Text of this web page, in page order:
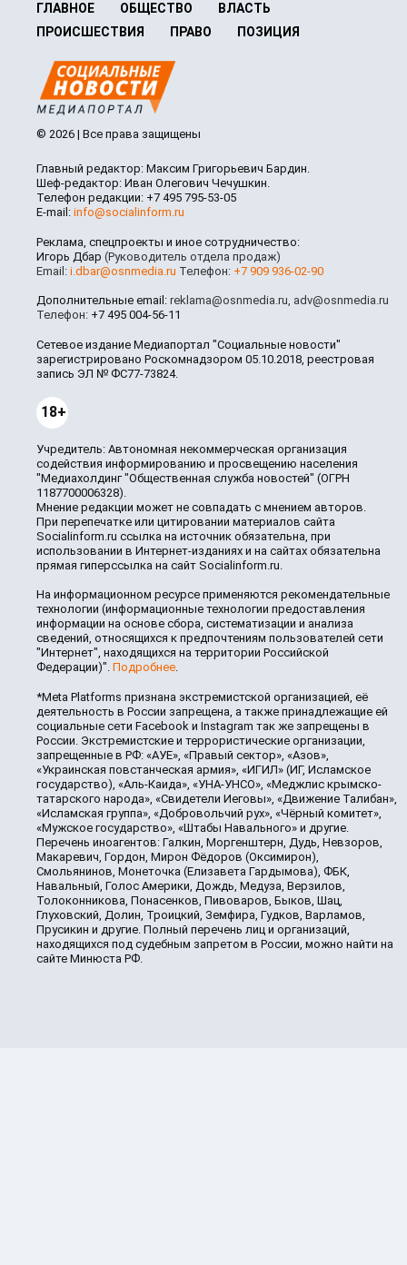
ГЛАВНОЕ ОБЩЕСТВО
ВЛАСТЬ
ПРОИСШЕСТВИЯ
ПРАВО ПОЗИЦИЯ
© 2026 | Все права защищены
Главный редактор: Максим Григорьевич Бардин.
Шеф-редактор: Иван Олегович Чечушкин.
Телефон редакции: +7 495 795-53-05
E-mail: info@socialinform.ru
Реклама, спецпроекты и иное сотрудничество:
Игорь Дбар (Руководитель отдела продаж)
Email: i.dbar@osnmedia.ru Телефон: +7 909 936-02-90
Дополнительные email: reklama@osnmedia.ru, adv@osnmedia.ru
Телефон: +7 495 004-56-11
Сетевое издание Медиапортал "Социальные новости"
зарегистрировано Роскомнадзором 05.10.2018, реестровая
запись ЭЛ № ФС77-73824.
18+
Учредитель: Автономная некоммерческая организация
содействия информированию и просвещению населения
"Медиахолдинг "Общественная служба новостей" (ОГРН
1187700006328).
Мнение редакции может не совпадать с мнением авторов.
При перепечатке или цитировании материалов сайта
Socialinform.ru ссылка на источник обязательна, при
использовании в Интернет-изданиях и на сайтах обязательна
прямая гиперссылка на сайт Socialinform.ru.
На информационном ресурсе применяются рекомендательные
технологии (информационные технологии предоставления
информации на основе сбора, систематизации и анализа
сведений, относящихся к предпочтениям пользователей сети
"Интернет", находящихся на территории Российской
Федерации)". Подробнее.
*Meta Platforms признана экстремистской организацией, её
деятельность в России запрещена, а также принадлежащие ей
социальные сети Facebook и Instagram так же запрещены в
России. Экстремистские и террористические организации,
запрещенные в РФ: «АУЕ», «Правый сектор», «Азов»,
«Украинская повстанческая армия», «ИГИЛ» (ИГ, Исламское
государство), «Аль-Каида», «УНА-УНСО», «Меджлис крымско-
татарского народа», «Свидетели Иеговы», «Движение Талибан»,
«Исламская группа», «Добровольчий рух», «Чёрный комитет»,
«Мужское государство», «Штабы Навального» и другие.
Перечень иноагентов: Галкин, Моргенштерн, Дудь, Невзоров,
Макаревич, Гордон, Мирон Фёдоров (Оксимирон),
Смольянинов, Монеточка (Елизавета Гардымова), ФБК,
Навальный, Голос Америки, Дождь, Медуза, Верзилов,
Толоконникова, Понасенков, Пивоваров, Быков, Шац,
Глуховский, Долин, Троицкий, Земфира, Гудков, Варламов,
Прусикин и другие. Полный перечень лиц и организаций,
находящихся под судебным запретом в России, можно найти на
сайте Минюста РФ.